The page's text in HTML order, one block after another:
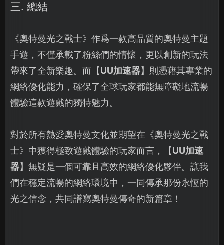
三. 總結
《奧特曼光之戰士》作爲一款高品質的奧特曼主題
手遊，不僅承載了粉絲們的情懷，更以創新的玩法
帶來了全新樂趣。而【UU加速器】則憑藉其專業的
網絡優化能力，確保了全球玩家都能無障礙地流暢
體驗這款遊戲的獨特魅力。
對於所有熱愛奧特曼文化並期望在《奧特曼光之戰
士》中獲得極致遊戲體驗的玩家而言，【UU加速
器】無疑是一個可靠且高效的網絡優化夥伴。讓我
們在穩定流暢的網絡環境中，一同傳承那份永恆的
光之信念，共同譜寫奧特曼傳奇的新篇章！